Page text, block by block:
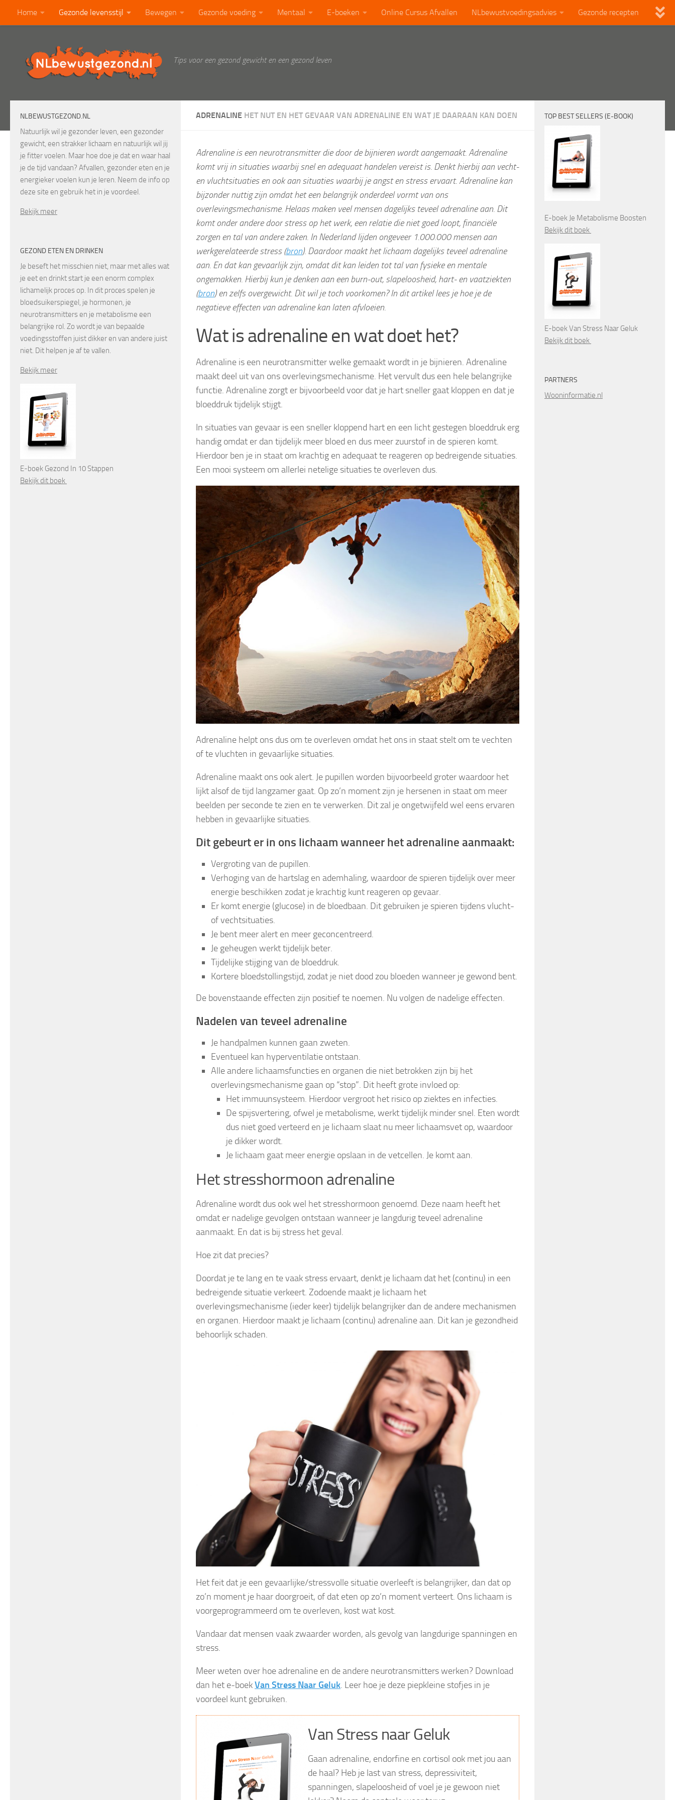
Doorgaan naar inhoud
Home Gezonde levensstijl Bewegen Gezonde voeding Mentaal E-boeken Online Cursus Afvallen NLbewustvoedingsadvies Gezonde recepten
Tips voor een gezond gewicht en een gezond leven
ADRENALINE HET NUT EN HET GEVAAR VAN ADRENALINE EN WAT JE DAARAAN KAN DOEN
Adrenaline is een neurotransmitter die door de bijnieren wordt aangemaakt. Adrenaline
komt vrij in situaties waarbij snel en adequaat handelen vereist is. Denkt hierbij aan vecht-
en vluchtsituaties en ook aan situaties waarbij je angst en stress ervaart. Adrenaline kan
bijzonder nuttig zijn omdat het een belangrijk onderdeel vormt van ons
overlevingsmechanisme. Helaas maken veel mensen dagelijks teveel adrenaline aan. Dit
komt onder andere door stress op het werk, een relatie die niet goed loopt, financiële
zorgen en tal van andere zaken. In Nederland lijden ongeveer 1.000.000 mensen aan
werkgerelateerde stress (bron). Daardoor maakt het lichaam dagelijks teveel adrenaline
aan. En dat kan gevaarlijk zijn, omdat dit kan leiden tot tal van fysieke en mentale
ongemakken. Hierbij kun je denken aan een burn-out, slapeloosheid, hart- en vaatziekten
(bron) en zelfs overgewicht. Dit wil je toch voorkomen? In dit artikel lees je hoe je de
negatieve effecten van adrenaline kan laten afvloeien.
Wat is adrenaline en wat doet het?
Adrenaline is een neurotransmitter welke gemaakt wordt in je bijnieren. Adrenaline
maakt deel uit van ons overlevingsmechanisme. Het vervult dus een hele belangrijke
functie. Adrenaline zorgt er bijvoorbeeld voor dat je hart sneller gaat kloppen en dat je
bloeddruk tijdelijk stijgt.
In situaties van gevaar is een sneller kloppend hart en een licht gestegen bloeddruk erg
handig omdat er dan tijdelijk meer bloed en dus meer zuurstof in de spieren komt.
Hierdoor ben je in staat om krachtig en adequaat te reageren op bedreigende situaties.
Een mooi systeem om allerlei netelige situaties te overleven dus.
Adrenaline helpt ons dus om te overleven omdat het ons in staat stelt om te vechten
of te vluchten in gevaarlijke situaties.
Adrenaline maakt ons ook alert. Je pupillen worden bijvoorbeeld groter waardoor het
lijkt alsof de tijd langzamer gaat. Op zo’n moment zijn je hersenen in staat om meer
beelden per seconde te zien en te verwerken. Dit zal je ongetwijfeld wel eens ervaren
hebben in gevaarlijke situaties.
Dit gebeurt er in ons lichaam wanneer het adrenaline aanmaakt:
Vergroting van de pupillen.
Verhoging van de hartslag en ademhaling, waardoor de spieren tijdelijk over meer
energie beschikken zodat je krachtig kunt reageren op gevaar.
Er komt energie (glucose) in de bloedbaan. Dit gebruiken je spieren tijdens vlucht-
of vechtsituaties.
Je bent meer alert en meer geconcentreerd.
Je geheugen werkt tijdelijk beter.
Tijdelijke stijging van de bloeddruk.
Kortere bloedstollingstijd, zodat je niet dood zou bloeden wanneer je gewond bent.
De bovenstaande effecten zijn positief te noemen. Nu volgen de nadelige effecten.
Nadelen van teveel adrenaline
Je handpalmen kunnen gaan zweten.
Eventueel kan hyperventilatie ontstaan.
Alle andere lichaamsfuncties en organen die niet betrokken zijn bij het
overlevingsmechanisme gaan op “stop”. Dit heeft grote invloed op:
Het immuunsysteem. Hierdoor vergroot het risico op ziektes en infecties.
De spijsvertering, ofwel je metabolisme, werkt tijdelijk minder snel. Eten wordt
dus niet goed verteerd en je lichaam slaat nu meer lichaamsvet op, waardoor
je dikker wordt.
Je lichaam gaat meer energie opslaan in de vetcellen. Je komt aan.
Het stresshormoon adrenaline
Adrenaline wordt dus ook wel het stresshormoon genoemd. Deze naam heeft het
omdat er nadelige gevolgen ontstaan wanneer je langdurig teveel adrenaline
aanmaakt. En dat is bij stress het geval.
Hoe zit dat precies?
Doordat je te lang en te vaak stress ervaart, denkt je lichaam dat het (continu) in een
bedreigende situatie verkeert. Zodoende maakt je lichaam het
overlevingsmechanisme (ieder keer) tijdelijk belangrijker dan de andere mechanismen
en organen. Hierdoor maakt je lichaam (continu) adrenaline aan. Dit kan je gezondheid
behoorlijk schaden.
Het feit dat je een gevaarlijke/stressvolle situatie overleeft is belangrijker, dan dat op
zo’n moment je haar doorgroeit, of dat eten op zo’n moment verteert. Ons lichaam is
voorgeprogrammeerd om te overleven, kost wat kost.
Vandaar dat mensen vaak zwaarder worden, als gevolg van langdurige spanningen en
stress.
Meer weten over hoe adrenaline en de andere neurotransmitters werken? Download
dan het e-boekVan Stress Naar Geluk. Leer hoe je deze piepkleine stofjes in je
voordeel kunt gebruiken.
Van Stress naar Geluk
Gaan adrenaline, endorfine en cortisol ook met jou aan
de haal? Heb je last van stress, depressiviteit,
spanningen, slapeloosheid of voel je je gewoon niet
NLBEWUSTGEZOND.NL
Natuurlijk wil je gezonder leven, een gezonder
gewicht, een strakker lichaam en natuurlijk wil jij
je fitter voelen. Maar hoe doe je dat en waar haal
je de tijd vandaan? Afvallen, gezonder eten en je
energieker voelen kun je leren. Neem de info op
deze site en gebruik het in je voordeel.
Bekijk meer
GEZOND ETEN EN DRINKEN
Je beseft het misschien niet, maar met alles wat
je eet en drinkt start je een enorm complex
lichamelijk proces op. In dit proces spelen je
bloedsuikerspiegel, je hormonen, je
neurotransmitters en je metabolisme een
belangrijke rol. Zo wordt je van bepaalde
voedingsstoffen juist dikker en van andere juist
niet. Dit helpen je af te vallen.
Bekijk meer
E-boek Gezond In 10 Stappen
Bekijk dit boek
TOP BEST SELLERS (E-BOOK)
E-boek Je Metabolisme Boosten
Bekijk dit boek
E-boek Van Stress Naar Geluk
Bekijk dit boek
PARTNERS
Wooninformatie.nl